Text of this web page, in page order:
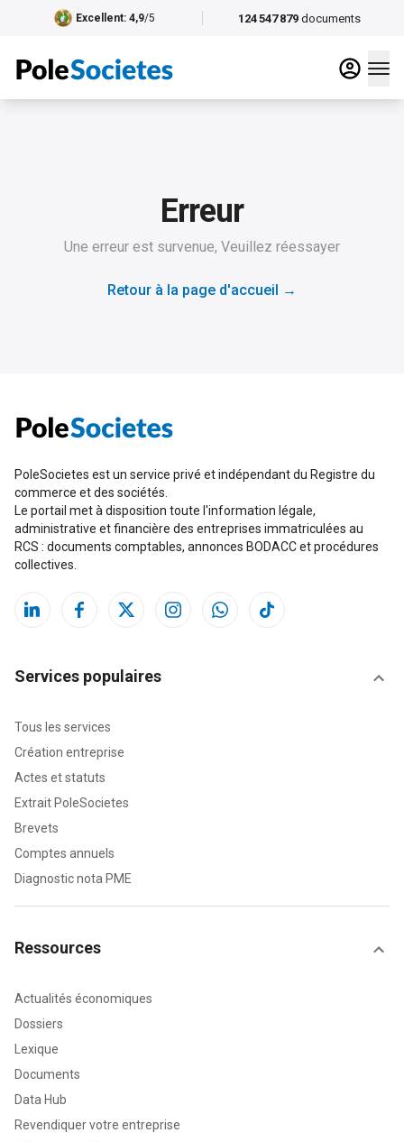
124 547 879 documents
Excellent: 4,9/5
Erreur
Une erreur est survenue, Veuillez réessayer
Retour à la page d'accueil →
PoleSocietes est un service privé et indépendant du Registre du
commerce et des sociétés.
Le portail met à disposition toute l'information légale,
administrative et financière des entreprises immatriculées au
RCS : documents comptables, annonces BODACC et procédures
collectives.
Services populaires
Tous les services
Création entreprise
Actes et statuts
Extrait PoleSocietes
Brevets
Comptes annuels
Diagnostic nota PME
Ressources
Actualités économiques
Dossiers
Lexique
Documents
Data Hub
Revendiquer votre entreprise